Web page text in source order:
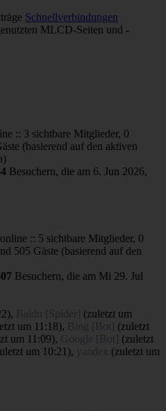
Schnellverbindungen
MLCD-Seiten und -
:: 3 sichtbare Mitglieder, 0
(basierend auf den aktiven
Besuchern, die am 6. Jun 2026,
:: 5 sichtbare Mitglieder, 0
505 Gäste (basierend auf den
Besuchern, die am Mi 29. Jul
), (zuletzt um
um 11:18), (zuletzt
um 11:09), (zuletzt
um 10:21 ), (zuletzt um